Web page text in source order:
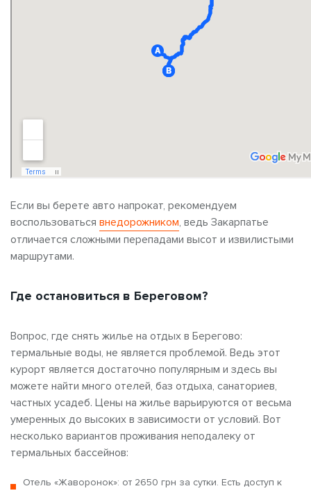
Если вы берете авто напрокат, рекомендуем
воспользоваться внедорожником, ведь Закарпатье
отличается сложными перепадами высот и извилистыми
маршрутами.
Где остановиться в Береговом?
Вопрос, где снять жилье на отдых в Берегово:
термальные воды, не является проблемой. Ведь этот
курорт является достаточно популярным и здесь вы
можете найти много отелей, баз отдыха, санаториев,
частных усадеб. Цены на жилье варьируются от весьма
умеренных до высоких в зависимости от условий. Вот
несколько вариантов проживания неподалеку от
термальных бассейнов:
Отель «Жаворонок»: от 2650 грн за сутки. Есть доступ к